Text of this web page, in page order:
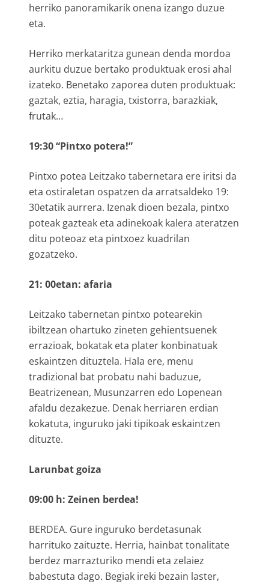
herriko panoramikarik onena izango duzue
eta.
Herriko merkataritza gunean denda mordoa
aurkitu duzue bertako produktuak erosi ahal
izateko. Benetako zaporea duten produktuak:
gaztak, eztia, haragia, txistorra, barazkiak,
frutak…
19:30 “Pintxo potera!”
Pintxo potea Leitzako tabernetara ere iritsi da
eta ostiraletan ospatzen da arratsaldeko 19:
30etatik aurrera. Izenak dioen bezala, pintxo
poteak gazteak eta adinekoak kalera ateratzen
ditu poteoaz eta pintxoez kuadrilan
gozatzeko.
21: 00etan: afaria
Leitzako tabernetan pintxo potearekin
ibiltzean ohartuko zineten gehientsuenek
errazioak, bokatak eta plater konbinatuak
eskaintzen dituztela. Hala ere, menu
tradizional bat probatu nahi baduzue,
Beatrizenean, Musunzarren edo Lopenean
afaldu dezakezue. Denak herriaren erdian
kokatuta, inguruko jaki tipikoak eskaintzen
dituzte.
Larunbat goiza
09:00 h: Zeinen berdea!
BERDEA. Gure inguruko berdetasunak
harrituko zaituzte. Herria, hainbat tonalitate
berdez marrazturiko mendi eta zelaiez
babestuta dago. Begiak ireki bezain laster,